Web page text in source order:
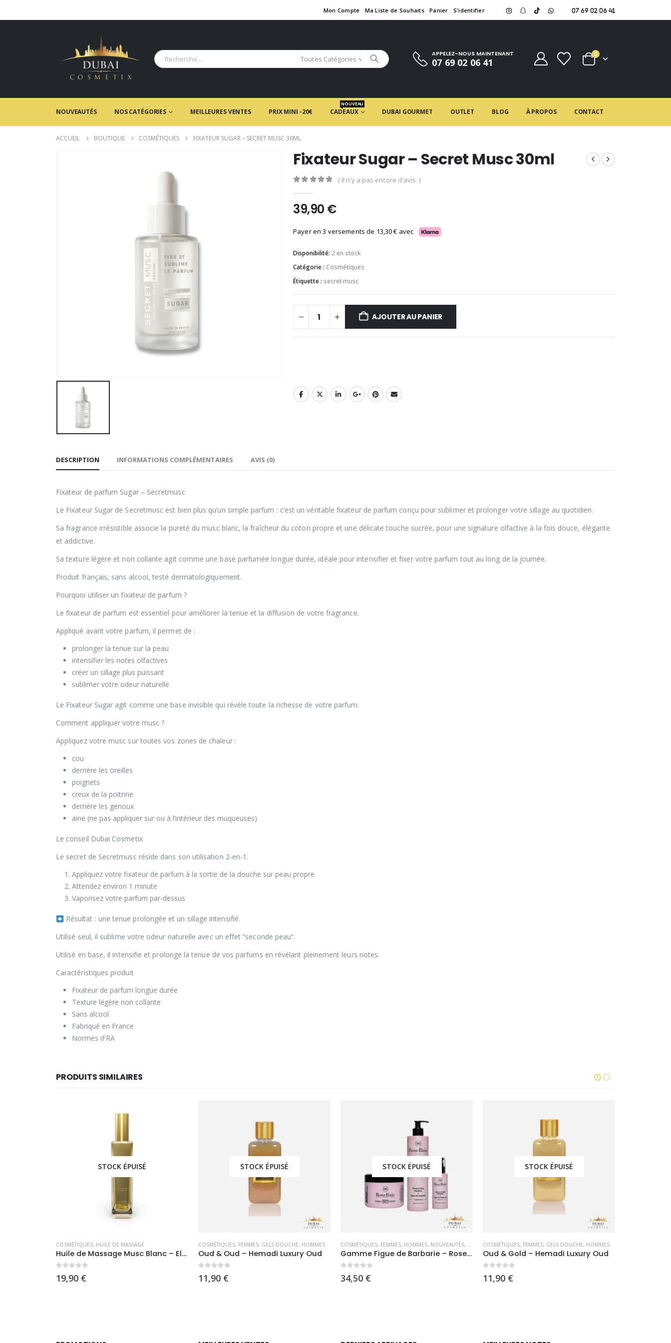
Mon Compte Ma Liste de Souhaits Panier S'identifier 07 69 02 06 41
Toutes Catégories
APPELEZ-NOUS MAINTENANT
07 69 02 06 41
0
NOUVEAUTÉS NOS CATÉGORIES MEILLEURES VENTES PRIX MINI -20€ CADEAUX
NOUVEAU
DUBAI GOURMET OUTLET BLOG À PROPOS CONTACT
ACCUEIL BOUTIQUE COSMÉTIQUES FIXATEUR SUGAR – SECRET MUSC 30ML
Fixateur Sugar – Secret Musc 30ml
( Il n'y a pas encore d'avis. )
39,90 €
Payer en 3 versements de 13,30€ avec
Disponibilité: 2 en stock
Catégorie : Cosmétiques
Étiquette : secret musc
AJOUTER AU PANIER
DESCRIPTION INFORMATIONS COMPLÉMENTAIRES AVIS (0)
Fixateur de parfum Sugar – Secretmusc
Le Fixateur Sugar de Secretmusc est bien plus qu’un simple parfum : c’est un véritable fixateur de parfum conçu pour sublimer et prolonger votre sillage au quotidien.
Sa fragrance irrésistible associe la pureté du musc blanc, la fraîcheur du coton propre et une délicate touche sucrée, pour une signature olfactive à la fois douce, élégante
et addictive.
Sa texture légère et non collante agit comme une base parfumée longue durée, idéale pour intensifier et fixer votre parfum tout au long de la journée.
Produit français, sans alcool, testé dermatologiquement.
Pourquoi utiliser un fixateur de parfum ?
Le fixateur de parfum est essentiel pour améliorer la tenue et la diffusion de votre fragrance.
Appliqué avant votre parfum, il permet de :
prolonger la tenue sur la peau
intensifier les notes olfactives
créer un sillage plus puissant
sublimer votre odeur naturelle
Le Fixateur Sugar agit comme une base invisible qui révèle toute la richesse de votre parfum.
Comment appliquer votre musc ?
Appliquez votre musc sur toutes vos zones de chaleur :
cou
derrière les oreilles
poignets
creux de la poitrine
derrière les genoux
aine (ne pas appliquer sur ou à l’intérieur des muqueuses)
Le conseil Dubai Cosmetix
Le secret de Secretmusc réside dans son utilisation 2-en-1.
Appliquez votre fixateur de parfum à la sortie de la douche sur peau propre
Attendez environ 1 minute
Vaporisez votre parfum par-dessus
Résultat : une tenue prolongée et un sillage intensifié.
Utilisé seul, il sublime votre odeur naturelle avec un effet “seconde peau”.
Utilisé en base, il intensifie et prolonge la tenue de vos parfums en révélant pleinement leurs notes.
Caractéristiques produit
Fixateur de parfum longue durée
Texture légère non collante
Sans alcool
Fabriqué en France
Normes iFRA
PRODUITS SIMILAIRES
ROSE BAIE,SOINS CAPILLAIRES
STOCK ÉPUISÉ
COSMÉTIQUES, HUILE DE MASSAGE
Huile de Massage Musc Blanc – El Nabil
19,90 €
STOCK ÉPUISÉ
COSMÉTIQUES, FEMMES, GELS DOUCHE, HOMMES
Oud & Oud – Hemadi Luxury Oud
11,90 €
STOCK ÉPUISÉ
COSMÉTIQUES, FEMMES, HOMMES, NOUVEAUTÉS, ROSE BAIE,SOINS CAPILLAIRES
Gamme Figue de Barbarie – Rose Baie
34,50 €
STOCK ÉPUISÉ
COSMÉTIQUES, FEMMES, GELS DOUCHE, HOMMES
Oud & Gold – Hemadi Luxury Oud
11,90 €